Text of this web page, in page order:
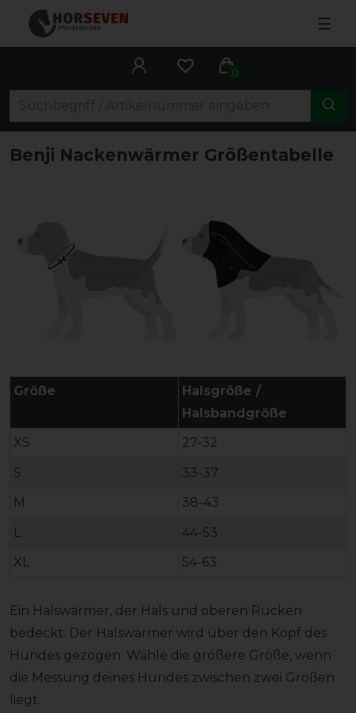
☰
0
Benji Nackenwärmer Größentabelle
Größe
Halsgröße /
Halsbandgröße
XS
27-32
S
33-37
M
38-43
L
44-53
XL
54-63
Ein Halswärmer, der Hals und oberen Rücken
bedeckt. Der Halswärmer wird über den Kopf des
Hundes gezogen. Wähle die größere Größe, wenn
die Messung deines Hundes zwischen zwei Größen
liegt.